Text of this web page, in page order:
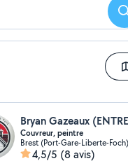
Couvreur, peintre
Brest (Port-Gare-Liberte-Foch)
4,5/5 (8 avis)